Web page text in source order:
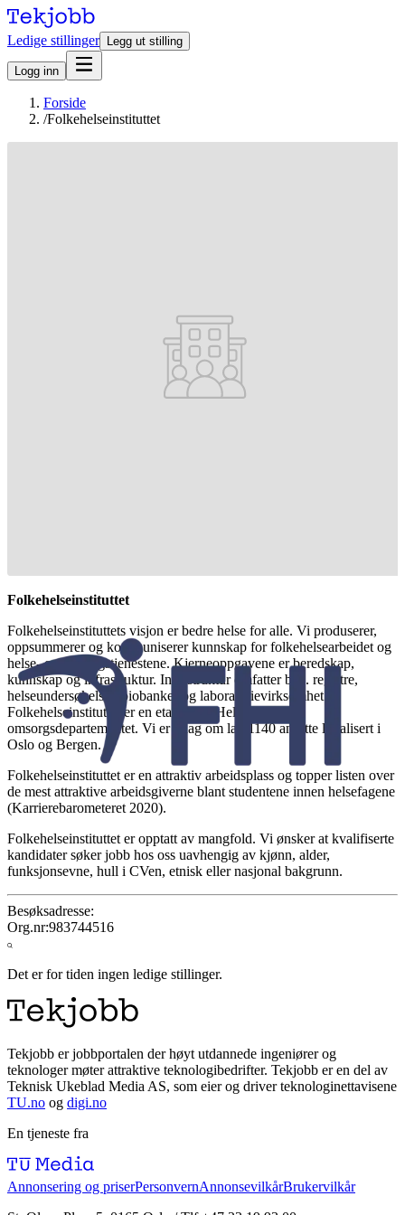
Ledige stillinger Legg ut stilling
Logg inn
Forside
/Folkehelseinstituttet
Folkehelseinstituttet
Folkehelseinstituttets visjon er bedre helse for alle. Vi produserer,
oppsummerer og kommuniserer kunnskap for folkehelsearbeidet og
helse- og omsorgstjenestene. Kjerneoppgavene er beredskap,
kunnskap og infrastruktur. Infrastruktur omfatter bl.a. registre,
helseundersøkelser, biobanker og laboratorievirksomhet.
Folkehelseinstituttet er en etat under Helse- og
omsorgsdepartementet. Vi er i dag om lag 1140 ansatte lokalisert i
Oslo og Bergen.
Folkehelseinstituttet er en attraktiv arbeidsplass og topper listen over
de mest attraktive arbeidsgiverne blant studentene innen helsefagene
(Karrierebarometeret 2020).
Folkehelseinstituttet er opptatt av mangfold. Vi ønsker at kvalifiserte
kandidater søker jobb hos oss uavhengig av kjønn, alder,
funksjonsevne, hull i CVen, etnisk eller nasjonal bakgrunn.
Besøksadresse:
Org.nr:983744516
Det er for tiden ingen ledige stillinger.
Tekjobb er jobbportalen der høyt utdannede ingeniører og
teknologer møter attraktive teknologibedrifter. Tekjobb er en del av
Teknisk Ukeblad Media AS, som eier og driver teknologinettavisene
TU.no og digi.no
En tjeneste fra
Annonsering og priserPersonvernAnnonsevilkårBrukervilkår